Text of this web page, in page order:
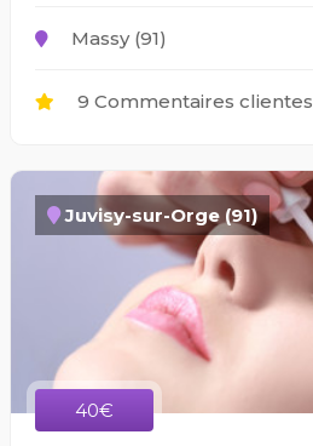
Massy (91)
9 Commentaires clientes
Juvisy-sur-Orge (91)
40€